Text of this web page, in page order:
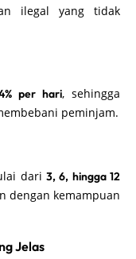
ilegal yang tidak
per hari, sehingga
peminjam.
dari 3, 6, hingga 12
dengan kemampuan
Jelas